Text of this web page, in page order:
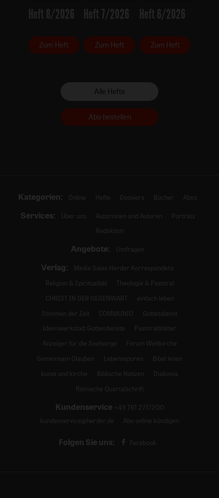
Heft 8/2026
Zum Heft
Heft 7/2026
Zum Heft
Heft 6/2026
Zum Heft
Alle Hefte
Abo bestellen
Kategorien: Online Hefte Dossiers Bücher Abos
Services: Über uns Autorinnen und Autoren
Porträts
Redaktion
Angebote: Umfragen
Verlag:
Media Sales Herder Korrespondenz
Religion & Spiritualität
Theologie & Pastoral
CHRIST IN DER GEGENWART
einfach leben
Stimmen der Zeit
COMMUNIO
Gottesdienst
Ideenwerkstatt Gottesdienste
Pastoralblätter
Anzeiger für die Seelsorge
Forum Weltkirche
Gemeinsam Glauben
Lebensspuren
Bibel lesen
kunst und kirche
Biblische Notizen
Diakonia
Römische Quartalschrift
Kundenservice +49 761 2717200
kundenservice@herder.de
Abo online kündigen
Folgen Sie uns: Facebook